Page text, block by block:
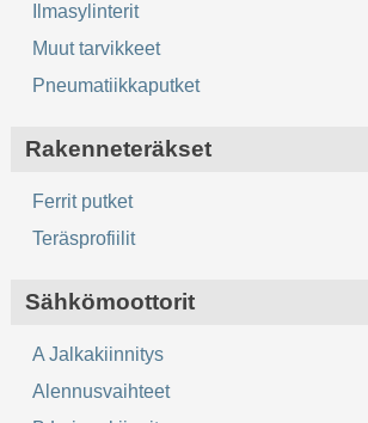
Ilmasylinterit
Muut tarvikkeet
Pneumatiikkaputket
Rakenneteräkset
Ferrit putket
Teräsprofiilit
Sähkömoottorit
A Jalkakiinnitys
Alennusvaihteet